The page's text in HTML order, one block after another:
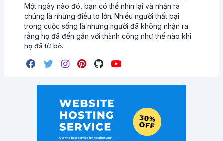
Một ngày nào đó, bạn có thể nhìn lại và nhận ra
chúng là những điều to lớn. Nhiều người thất bại
trong cuộc sống là những người đã không nhận ra
rằng họ đã đến gần với thành công như thế nào khi
họ đã từ bỏ.